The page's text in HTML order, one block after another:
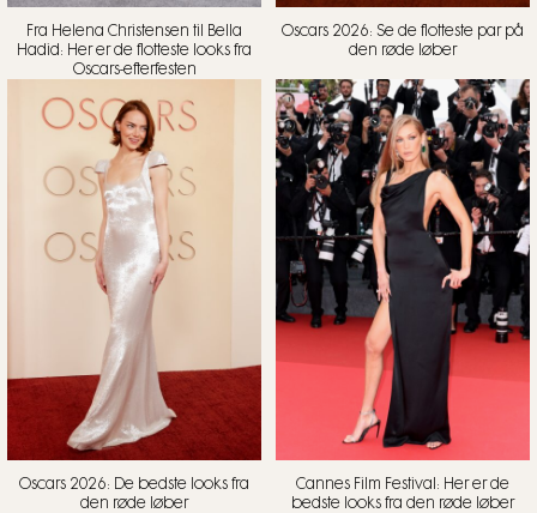
Fra Helena Christensen til Bella
Hadid: Her er de flotteste looks fra
Oscars-efterfesten
Oscars 2026: Se de flotteste par på
den røde løber
Oscars 2026: De bedste looks fra
den røde løber
Cannes Film Festival: Her er de
bedste looks fra den røde løber